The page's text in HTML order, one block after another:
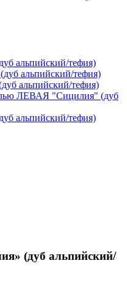
(дуб альпийский/